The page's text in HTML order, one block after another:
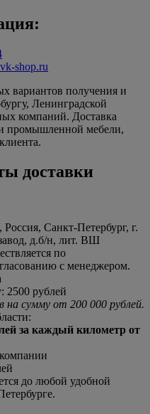
shop.ru
вариантов получения и
Ленинградской
компаний. Доставка
промышленной мебели,
доставки
Санкт-Петербург, г.
д.б/н, лит. ВШ
по
с менеджером.
2500 рублей
на сумму от 200 000 рублей.
за каждый километр от
до любой удобной